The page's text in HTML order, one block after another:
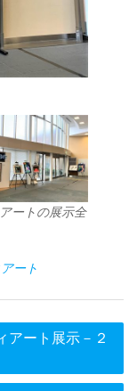
ートの展示全
ート
アート展示－２